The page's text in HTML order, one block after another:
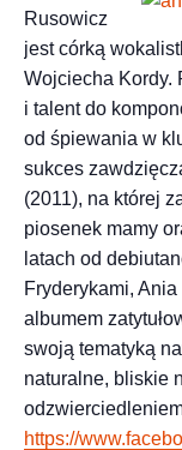
Rusowicz
jest córką
Wojciecha Kordy.
i talent do
od śpiewania w
sukces
(2011), na której
piosenek mamy
latach od
Fryderykami,
albumem
swoją tematyką
naturalne, bliskie
https://